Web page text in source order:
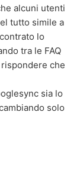
alcuni utenti
tutto simile a
lo
tra le FAQ
che
sia lo
solo